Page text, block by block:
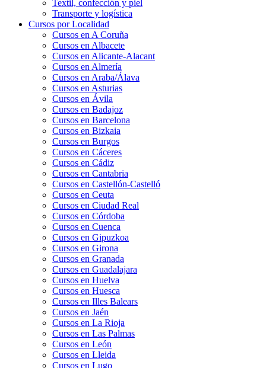
Textil, confección y piel
Transporte y logística
Cursos por Localidad
Cursos en A Coruña
Cursos en Albacete
Cursos en Alicante-Alacant
Cursos en Almería
Cursos en Araba/Álava
Cursos en Asturias
Cursos en Ávila
Cursos en Badajoz
Cursos en Barcelona
Cursos en Bizkaia
Cursos en Burgos
Cursos en Cáceres
Cursos en Cádiz
Cursos en Cantabria
Cursos en Castellón-Castelló
Cursos en Ceuta
Cursos en Ciudad Real
Cursos en Córdoba
Cursos en Cuenca
Cursos en Gipuzkoa
Cursos en Girona
Cursos en Granada
Cursos en Guadalajara
Cursos en Huelva
Cursos en Huesca
Cursos en Illes Balears
Cursos en Jaén
Cursos en La Rioja
Cursos en Las Palmas
Cursos en León
Cursos en Lleida
Cursos en Lugo